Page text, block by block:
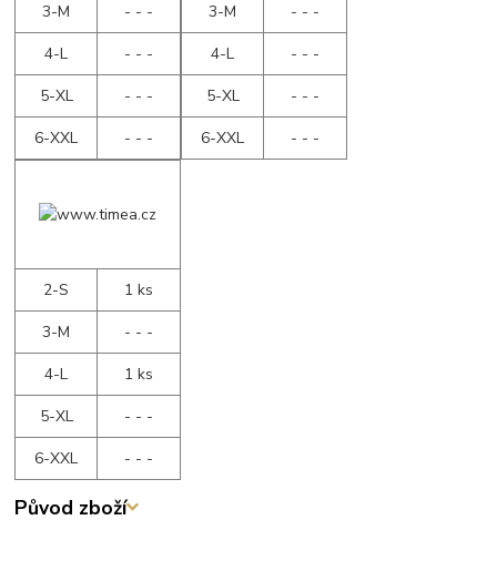
3-M
- - -
4-L
- - -
5-XL
- - -
6-XXL
- - -
3-M
- - -
4-L
- - -
5-XL
- - -
6-XXL
- - -
2-S
1 ks
3-M
- - -
4-L
1 ks
5-XL
- - -
6-XXL
- - -
Původ zboží